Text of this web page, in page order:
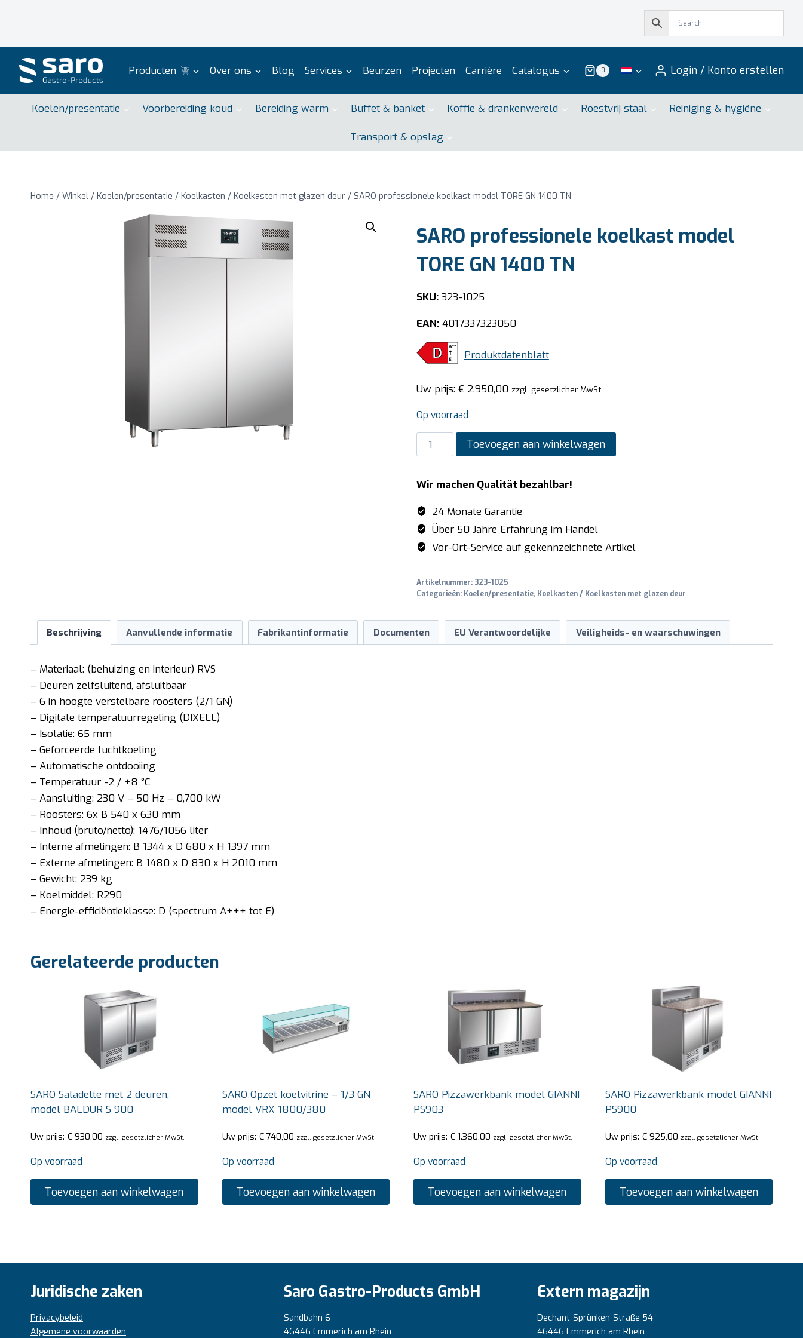
Producten Over ons Blog Services Beurzen Projecten Carrière Catalogus 0 Login / Konto erstellen
Koelen/presentatie Voorbereiding koud Bereiding warm Buffet & banket Koffie & drankenwereld Roestvrij staal Reiniging & hygiëne
Transport & opslag
Home / Winkel / Koelen/presentatie / Koelkasten / Koelkasten met glazen deur / SARO professionele koelkast model TORE GN 1400 TN
SARO professionele koelkast model
TORE GN 1400 TN
SKU:323-1025
EAN:4017337323050
Produktdatenblatt
Uw prijs: €2.950,00 zzgl. gesetzlicher MwSt.
Op voorraad
SARO
professionele
model
TORE
GN
1400
TN
Toevoegen aan winkelwagen
Wir machen Qualität bezahlbar!
24 Monate Garantie
Über 50 Jahre Erfahrung im Handel
Vor-Ort-Service auf gekennzeichnete Artikel
Artikelnummer: 323-1025
Categorieën: Koelen/presentatie, Koelkasten / Koelkasten met glazen deur
Beschrijving Aanvullende informatie Fabrikantinformatie Documenten EU Verantwoordelijke Veiligheids- en waarschuwingen
– Materiaal: (behuizing en interieur) RVS
– Deuren zelfsluitend, afsluitbaar
– 6 in hoogte verstelbare roosters (2/1 GN)
– Digitale temperatuurregeling (DIXELL)
– Isolatie: 65 mm
– Geforceerde luchtkoeling
– Automatische ontdooiing
– Temperatuur -2 / +8 °C
– Aansluiting: 230 V – 50 Hz – 0,700 kW
– Roosters: 6x B 540 x 630 mm
– Inhoud (bruto/netto): 1476/1056 liter
– Interne afmetingen: B 1344 x D 680 x H 1397 mm
– Externe afmetingen: B 1480 x D 830 x H 2010 mm
– Gewicht: 239 kg
– Koelmiddel: R290
– Energie-efficiëntieklasse: D (spectrum A+++ tot E)
Gerelateerde producten
SARO Saladette met 2 deuren,
model BALDUR S 900
Uw prijs: € 930,00 zzgl. gesetzlicher MwSt.
Op voorraad
Toevoegen aan winkelwagen
SARO Opzet koelvitrine – 1/3 GN
model VRX 1800/380
Uw prijs: €740,00 zzgl. gesetzlicher MwSt.
Op voorraad
Toevoegen aan winkelwagen
SARO Pizzawerkbank model GIANNI
PS903
Uw prijs: € 1.360,00 zzgl. gesetzlicher MwSt.
Op voorraad
Toevoegen aan winkelwagen
SARO Pizzawerkbank model GIANNI
PS900
Uw prijs: €925,00 zzgl. gesetzlicher MwSt.
Op voorraad
Toevoegen aan winkelwagen
Juridische zaken
Privacybeleid
Algemene voorwaarden
Saro Gastro-Products GmbH
Sandbahn 6
46446 Emmerich am Rhein
Extern magazijn
Dechant-Sprünken-Straße 54
46446 Emmerich am Rhein